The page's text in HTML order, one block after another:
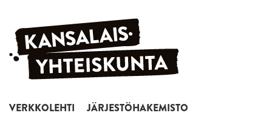
Siirry sisältöön
VERKKOLEHTI
JÄRJESTÖHAKEMISTO